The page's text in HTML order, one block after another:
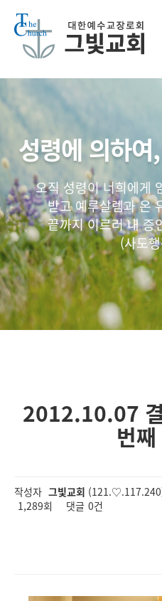
성령에 의하
오직 성령이 너희에게
받고 예루살렘과 온
끝까지 이르러 내 증
(사도
2012.10.07
번
작성자 그빛교회
1,289회
댓글 0건